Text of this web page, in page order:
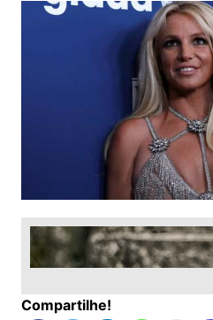
Compartilhe!